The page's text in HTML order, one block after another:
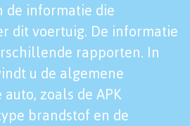
de informatie die
dit voertuig. De informatie
rapporten. In
u de algemene
zoals de APK
brandstof en de